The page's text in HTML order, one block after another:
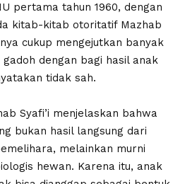
pertama tahun 1960, dengan
kitab-kitab otoritatif Mazhab
cukup mengejutkan banyak
dengan bagi hasil anak
tidak sah.
Syafi’i menjelaskan bahwa
bukan hasil langsung dari
melainkan murni
hewan. Karena itu, anak